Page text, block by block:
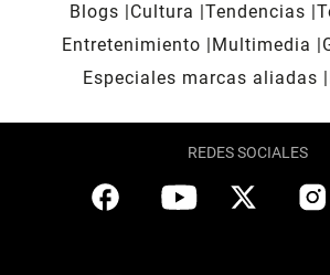
Blogs
Cultura Tendencias
Entretenimiento
Multimedia
Especiales marcas aliadas
REDES SOCIALES